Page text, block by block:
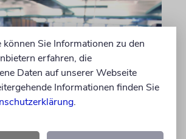
Sie Informationen zu den
erfahren, die
Daten auf unserer Webseite
Informationen finden Sie
.